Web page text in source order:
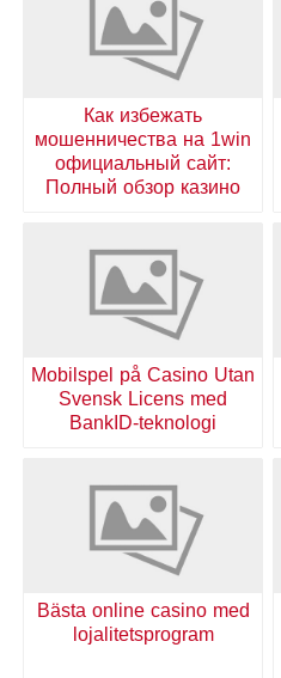
Как избежать
мошенничества на 1win
официальный сайт:
Полный обзор казино
Mobilspel på Casino Utan
Svensk Licens med
BankID-teknologi
Bästa online casino med
lojalitetsprogram